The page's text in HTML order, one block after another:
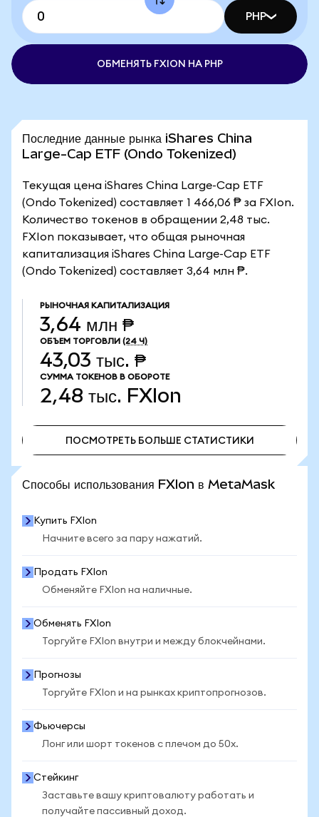
PHP
ОБМЕНЯТЬ FXION НА PHP
Последние данные рынка iShares China
Large-Cap ETF (Ondo Tokenized)
Текущая цена iShares China Large-Cap ETF
(Ondo Tokenized) составляет 1 466,06 ₱ за FXIon.
Количество токенов в обращении 2,48 тыс.
FXIon показывает, что общая рыночная
капитализация iShares China Large-Cap ETF
(Ondo Tokenized) составляет 3,64 млн ₱.
РЫНОЧНАЯ КАПИТАЛИЗАЦИЯ
3,64 млн ₱
ОБЪЕМ ТОРГОВЛИ (24 Ч)
43,03 тыс. ₱
СУММА ТОКЕНОВ В ОБОРОТЕ
2,48 тыс. FXIon
ПОСМОТРЕТЬ БОЛЬШЕ СТАТИСТИКИ
Способы использования FXIon в MetaMask
Купить FXIon
Начните всего за пару нажатий.
Продать FXIon
Обменяйте FXIon на наличные.
Обменять FXIon
Торгуйте FXIon внутри и между блокчейнами.
Прогнозы
Торгуйте FXIon и на рынках криптопрогнозов.
Фьючерсы
Лонг или шорт токенов с плечом до 50x.
Стейкинг
Заставьте вашу криптовалюту работать и
получайте пассивный доход.